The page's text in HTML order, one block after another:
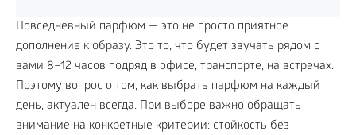
Повседневный парфюм — это не просто приятное
дополнение к образу. Это то, что будет звучать рядом с
вами 8–12 часов подряд в офисе, транспорте, на встречах.
Поэтому вопрос о том, как выбрать парфюм на каждый
день, актуален всегда. При выборе важно обращать
внимание на конкретные критерии: стойкость без